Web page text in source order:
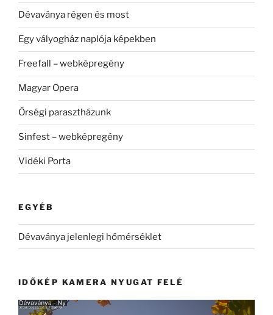
Dévaványa régen és most
Egy vályogház naplója képekben
Freefall – webképregény
Magyar Opera
Őrségi parasztházunk
Sinfest – webképregény
Vidéki Porta
EGYÉB
Dévaványa jelenlegi hőmérséklet
IDŐKÉP KAMERA NYUGAT FELÉ